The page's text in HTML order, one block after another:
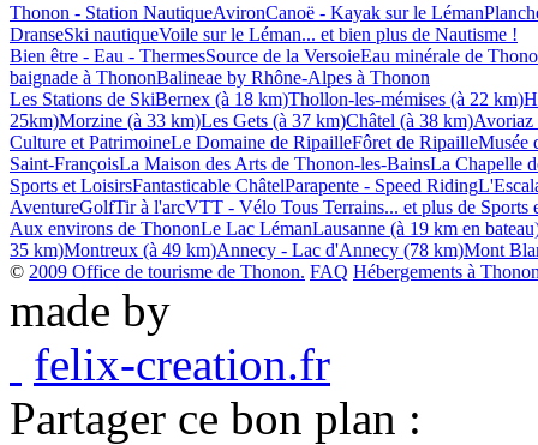
Thonon - Station NautiqueAvironCanoë - Kayak sur le Léman
DranseSki nautiqueVoile sur le Léman... et bien plus de Nautisme !
Bien être - Eau - ThermesSource de la VersoieEau minérale de
baignade à ThononBalineae by Rhône-Alpes à Thonon
Les Stations de SkiBernex (à 18 km)Thollon-les-mémises (à 22 km)
25km)Morzine (à 33 km)Les Gets (à 37 km)Châtel (à 38 km)Avoriaz
Culture et PatrimoineLe Domaine de RipailleFôret de RipailleMusée
Saint-FrançoisLa Maison des Arts de Thonon-les-BainsLa Chapelle
Sports et LoisirsFantasticable ChâtelParapente - Speed Riding
AventureGolfTir à l'arcVTT - Vélo Tous Terrains... et plus de Sports
Aux environs de ThononLe Lac LémanLausanne (à 19 km en
35 km)Montreux (à 49 km)Annecy - Lac d'Annecy (78 km)Mont
© 2009 Office de tourisme de Thonon. FAQ Hébergements à
made by
felix-creation.fr
Partager ce bon plan :